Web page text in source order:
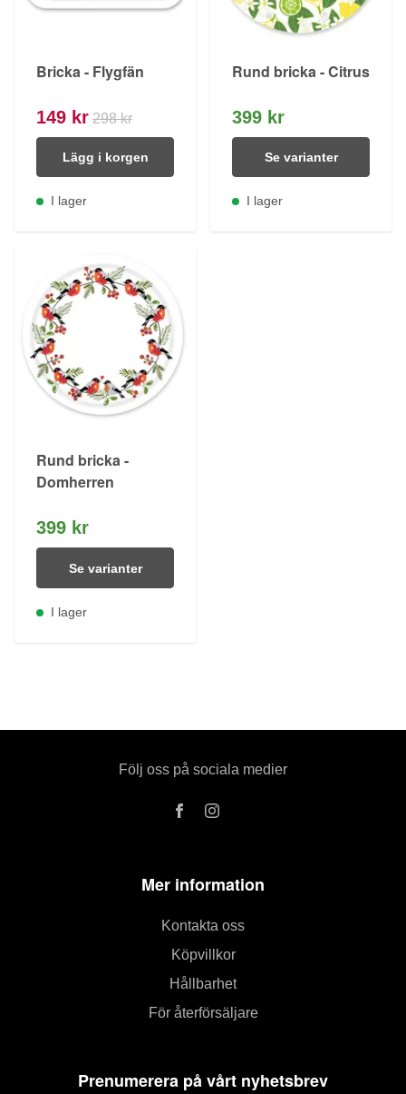
Bricka - Flygfän
149 kr 298 kr
Lägg i korgen
I lager
Rund bricka - Citrus
399 kr
Se varianter
I lager
Rund bricka -
Domherren
399 kr
Se varianter
I lager
Följ oss på sociala medier
Mer information
Kontakta oss
Köpvillkor
Hållbarhet
För återförsäljare
Prenumerera på vårt nyhetsbrev